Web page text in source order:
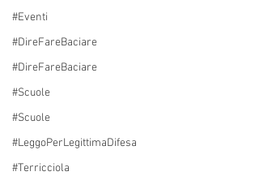
#Eventi
#DireFareBaciare
#DireFareBaciare
#Scuole
#Scuole
#LeggoPerLegittimaDifesa
#Terricciola